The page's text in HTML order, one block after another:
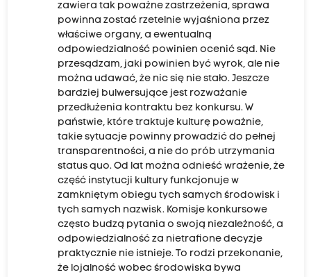
zawiera tak poważne zastrzeżenia, sprawa
powinna zostać rzetelnie wyjaśniona przez
właściwe organy, a ewentualną
odpowiedzialność powinien ocenić sąd. Nie
przesądzam, jaki powinien być wyrok, ale nie
można udawać, że nic się nie stało. Jeszcze
bardziej bulwersujące jest rozważanie
przedłużenia kontraktu bez konkursu. W
państwie, które traktuje kulturę poważnie,
takie sytuacje powinny prowadzić do pełnej
transparentności, a nie do prób utrzymania
status quo. Od lat można odnieść wrażenie, że
część instytucji kultury funkcjonuje w
zamkniętym obiegu tych samych środowisk i
tych samych nazwisk. Komisje konkursowe
często budzą pytania o swoją niezależność, a
odpowiedzialność za nietrafione decyzje
praktycznie nie istnieje. To rodzi przekonanie,
że lojalność wobec środowiska bywa